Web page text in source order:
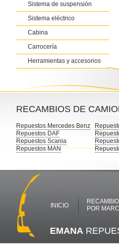
Sistema de suspensión
Sistema eléctrico
Cabina
Carrocería
Herramientas y accesorios
RECAMBIOS DE
Repuestos Mercedes Benz
Repuestos DAF
Repuestos Scania
Repuestos MAN
INICIO
POR
EMANA